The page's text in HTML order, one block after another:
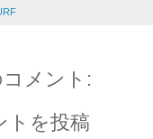
メント:
トを投稿